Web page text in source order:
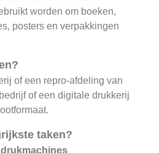
worden om boeken,
posters en verpakkingen
of een repro-afdeling van
of een digitale drukkerij
taken?